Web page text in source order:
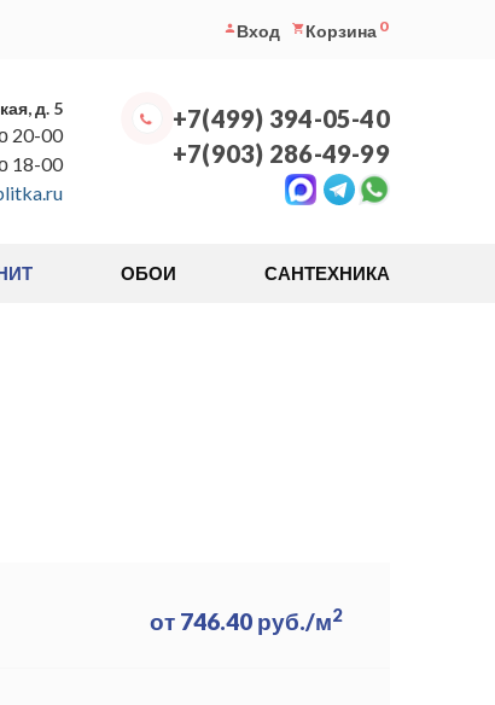
Вход Корзина 0
д. 5
20-00
18-00
+7(499) 394-05-40
+7(903) 286-49-99
ОБОИ САНТЕХНИКА
от 746.40 руб./м2